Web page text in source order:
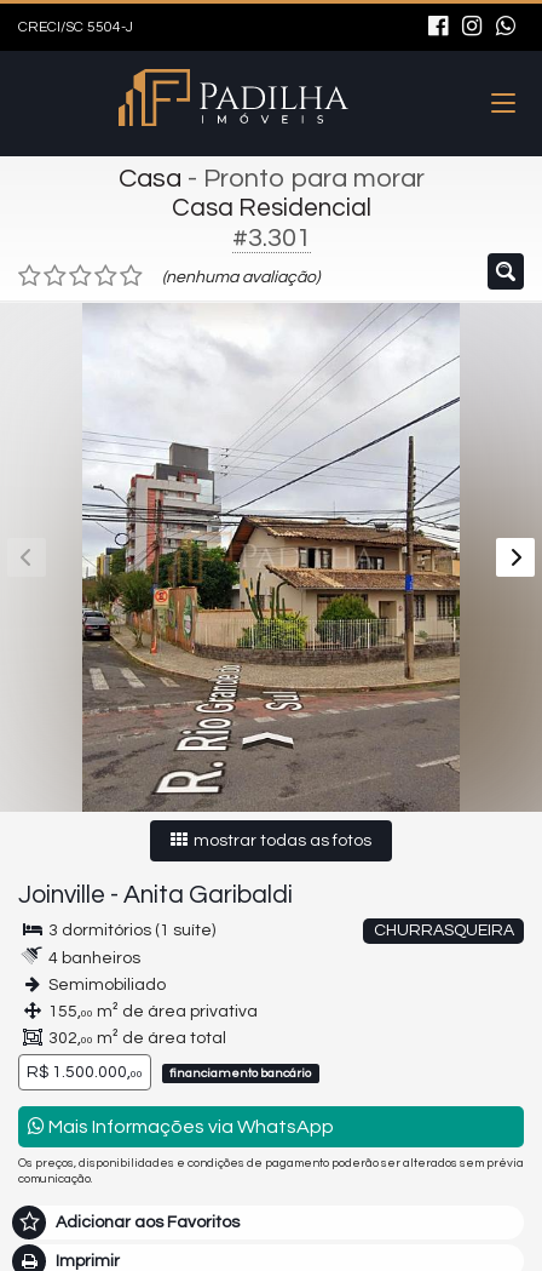
CRECI/SC 5504-J
Casa - Pronto para morar
Casa Residencial
#3.301
(nenhuma avaliação)
mostrar todas as fotos
Joinville - Anita Garibaldi
CHURRASQUEIRA
3 dormitórios (1 suíte)
4 banheiros
Semimobiliado
155,00 m² de área privativa
302,00 m² de área total
R$ 1.500.000,00 financiamento bancário
Mais Informações via WhatsApp
Os preços, disponibilidades e condições de pagamento poderão ser alterados sem prévia
comunicação.
Adicionar aos Favoritos
Imprimir